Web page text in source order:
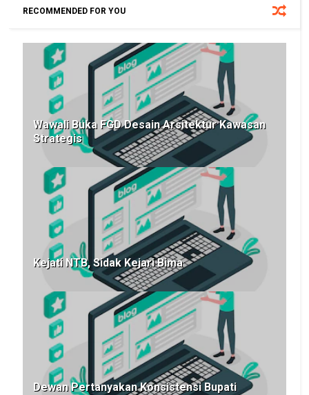
RECOMMENDED FOR YOU
Wawali Buka FGD Desain Arsitektur Kawasan
Strategis
Kejati NTB, Sidak Kejari Bima
Dewan Pertanyakan Konsistensi Bupati